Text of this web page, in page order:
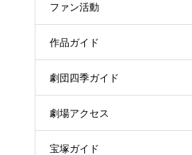
ファン活動
作品ガイド
劇団四季ガイド
劇場アクセス
宝塚ガイド